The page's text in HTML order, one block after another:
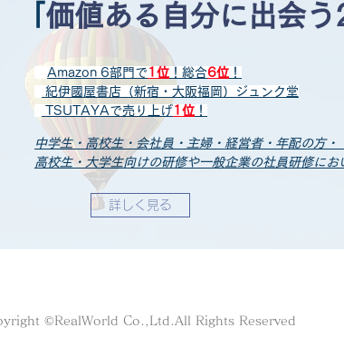
価値ある自分に出会
Amazon 6部門で1位 ！総合6位 ！
紀伊國屋書店（新宿・大阪福岡）
ジュンク堂
TSUTAYAで売り上げ 1 位 ！
中学生・高校生・会社員・主婦・経営者・年配の方・
高校生・大学生向けの研修や一般企業の社員研修に
詳しく見る
©RealWorld Co.,Ltd.All Rights Reserved